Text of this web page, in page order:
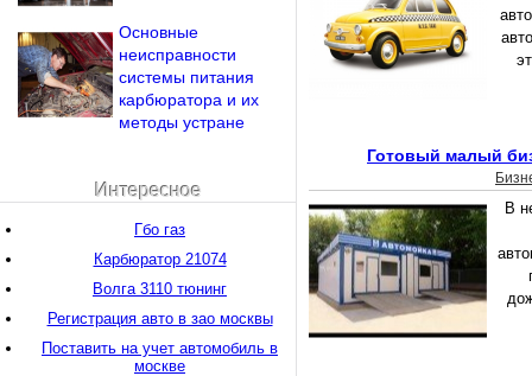
Готовый малый
В
Основные
неисправности
системы питания
карбюратора и их
методы устране
Интересное
Гбо газ
Карбюратор 21074
Волга 3110 тюнинг
Регистрация авто в зао москвы
Поставить на учет автомобиль в
москве